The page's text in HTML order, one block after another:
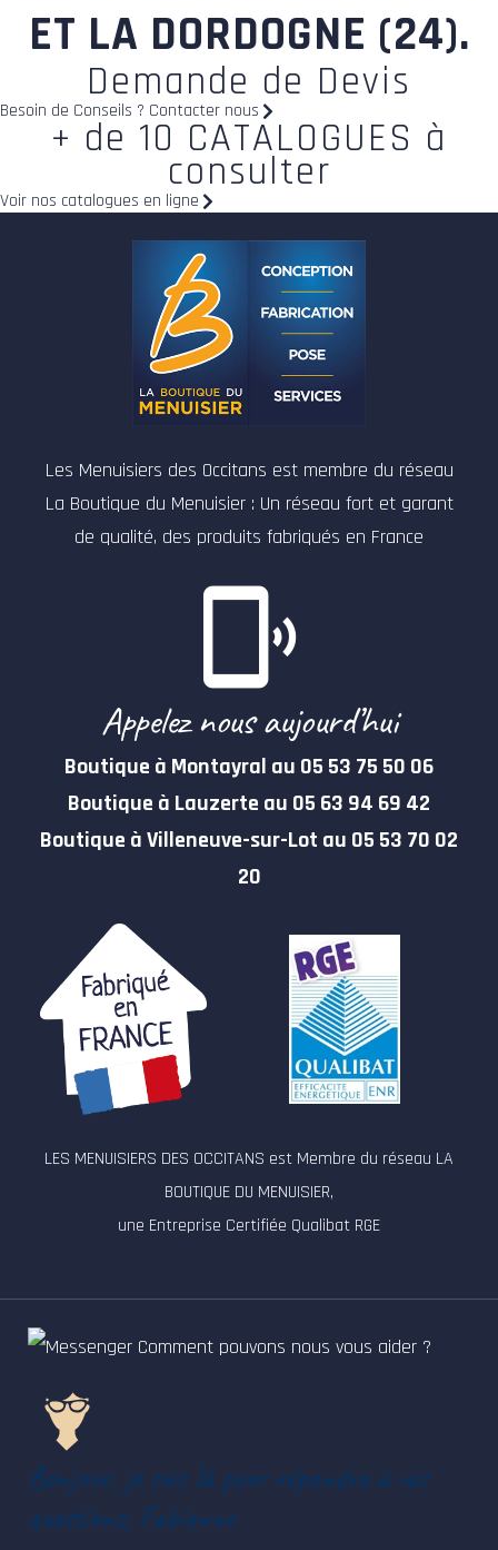
ET LA DORDOGNE (24).
Demande de Devis
Besoin de Conseils ? Contacter nous
+ de 10 CATALOGUES à
consulter
Voir nos catalogues en ligne
Les Menuisiers des Occitans est membre du réseau
La Boutique du Menuisier : Un réseau fort et garant
de qualité, des produits fabriqués en France
Appelez nous aujourd’hui
Boutique à Montayral au 05 53 75 50 06
Boutique à Lauzerte au 05 63 94 69 42
Boutique à Villeneuve-sur-Lot au 05 53 70 02
20
LES MENUISIERS DES OCCITANS est Membre du réseau LA
BOUTIQUE DU MENUISIER,
une Entreprise Certifiée Qualibat RGE
Comment pouvons nous vous aider ?
Bonjour, je suis là pour répondre à vos
questions, Fabienne